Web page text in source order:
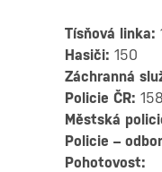
Tísňová linka:
Hasiči: 150
Záchranná
Policie ČR: 158
Městská
Policie –
Pohotovost: